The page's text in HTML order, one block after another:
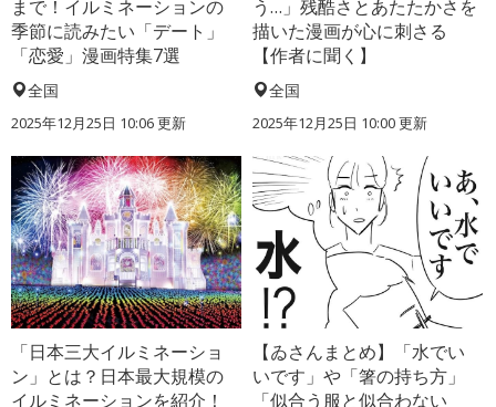
まで！イルミネーションの
季節に読みたい「デート」
「恋愛」漫画特集7選
全国
2025年12月25日 10:06 更新
う…」残酷さとあたたかさを
描いた漫画が心に刺さる
【作者に聞く】
全国
2025年12月25日 10:00 更新
「日本三大イルミネーショ
ン」とは？日本最大規模の
イルミネーションを紹介！
【ゐさんまとめ】「水でい
いです」や「箸の持ち方」
「似合う服と似合わない